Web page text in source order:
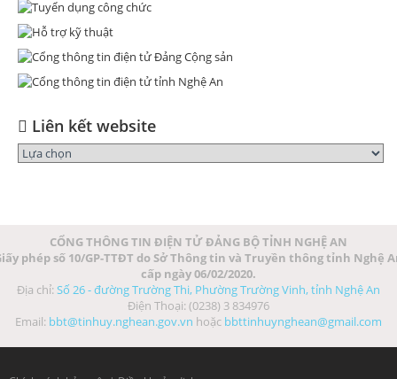
Liên kết website
CỔNG THÔNG TIN ĐIỆN TỬ ĐẢNG BỘ TỈNH NGHỆ AN
phép số 10/GP-TTĐT do Sở Thông tin và Truyền thông tỉnh Nghệ
cấp ngày 06/02/2020.
Địa chỉ: Số 26 - đường Trường Thi, Phường Trường Vinh, tỉnh Nghệ An
Điện Thoại: (0238) 3 834976
Email: bbt@tinhuy.nghean.gov.vn hoặc bbttinhuynghean@gmail.com